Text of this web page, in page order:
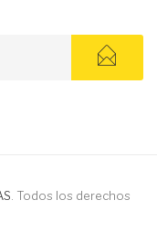
. Todos los derechos